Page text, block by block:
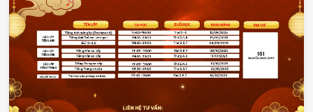
đăng ký học vào tháng 11 này, bạn sẽ nhận được hàng loạt
ưu đãi. Khi đăng ký sớm, đăng ký theo nhóm hay đăng ký
nhiều khóa học liên tiếp, bạn sẽ nhận được nhiều quà tặng
may mắn. Xem lịch học chi tiết ngay!